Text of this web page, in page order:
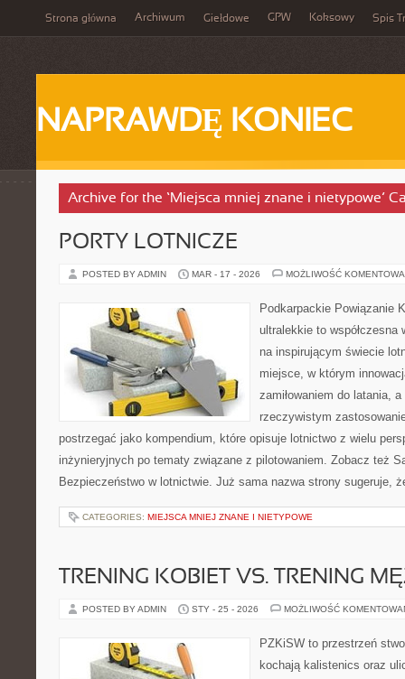
Strona główna Archiwum Giełdowe GPW Koksowy Spis
NAPRAWDĘ KONIEC
Archive for the ‘Miejsca mniej znane i nietypowe’
PORTY LOTNICZE
POSTED BY ADMIN MAR - 17 - 2026 MOŻLIWOŚĆ
Podkarpackie Powiązanie
ultralekkie to
na inspirującym świecie
miejsce, w którym
zamiłowaniem do latania,
rzeczywistym
postrzegać jako kompendium, które opisuje lotnictwo z wielu
inżynieryjnych po tematy związane z pilotowaniem. Zobacz też
Bezpieczeństwo w lotnictwie. Już sama nazwa strony sugeruje,
CATEGORIES: MIEJSCA MNIEJ ZNANE I NIETYPOWE
TRENING KOBIET VS. TRENING
POSTED BY ADMIN STY - 25 - 2026 MOŻLIWOŚĆ
PZKiSW to przestrzeń
kochają kalistenics oraz